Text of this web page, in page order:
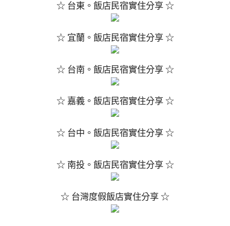
☆ 台東。飯店民宿實住分享 ☆
☆ 宜蘭。飯店民宿實住分享 ☆
☆ 台南。飯店民宿實住分享 ☆
☆ 嘉義。飯店民宿實住分享 ☆
☆ 台中。飯店民宿實住分享 ☆
☆ 南投。飯店民宿實住分享 ☆
☆ 台灣度假飯店實住分享 ☆